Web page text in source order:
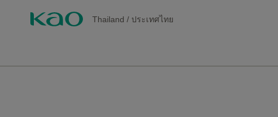
Thailand / ประเทศไทย